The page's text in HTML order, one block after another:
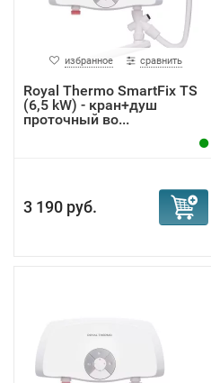
избранное сравнить
Royal Thermo SmartFix TS
(6,5 kW) - кран+душ
проточный во...
3 190 руб.